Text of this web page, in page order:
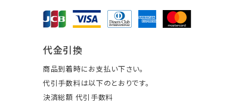
代金引換
商品到着時にお支払い下さい。
代引手数料は以下のとおりです。
決済総額 代引手数料